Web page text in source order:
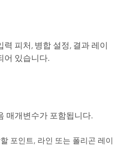
피처, 병합 설정, 결과 레이
어 있습니다.
매개변수가 포함됩니다.
포인트, 라인 또는 폴리곤 레이